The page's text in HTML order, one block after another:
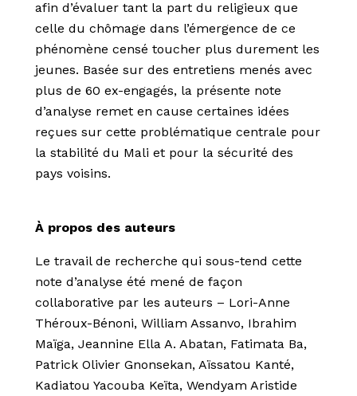
afin d’évaluer tant la part du religieux que
celle du chômage dans l’émergence de ce
phénomène censé toucher plus durement les
jeunes. Basée sur des entretiens menés avec
plus de 60 ex-engagés, la présente note
d’analyse remet en cause certaines idées
reçues sur cette problématique centrale pour
la stabilité du Mali et pour la sécurité des
pays voisins.
À propos des auteurs
Le travail de recherche qui sous-tend cette
note d’analyse été mené de façon
collaborative par les auteurs – Lori-Anne
Théroux-Bénoni, William Assanvo, Ibrahim
Maïga, Jeannine Ella A. Abatan, Fatimata Ba,
Patrick Olivier Gnonsekan, Aïssatou Kanté,
Kadiatou Yacouba Keïta, Wendyam Aristide